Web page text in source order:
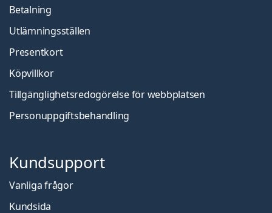
Betalning
Utlämningsställen
Presentkort
Köpvillkor
Tillgänglighetsredogörelse för webbplatsen
Personuppgiftsbehandling
Kundsupport
Vanliga frågor
Kundsida